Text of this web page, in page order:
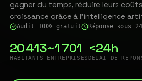
gagner du temps, réduire leurs
croissance grâce à l'intelligence
Audit 100% gratuit Réponse sous
20 413
HABITANTS
~1 701
ENTREPRISES
<24h
DÉLAI DE